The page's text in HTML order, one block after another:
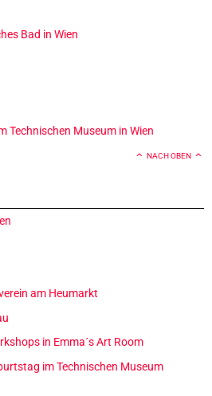
Bad in Wien
Technischen Museum in Wien
NACH OBEN
am Heumarkt
in Emma´s Art Room
im Technischen Museum